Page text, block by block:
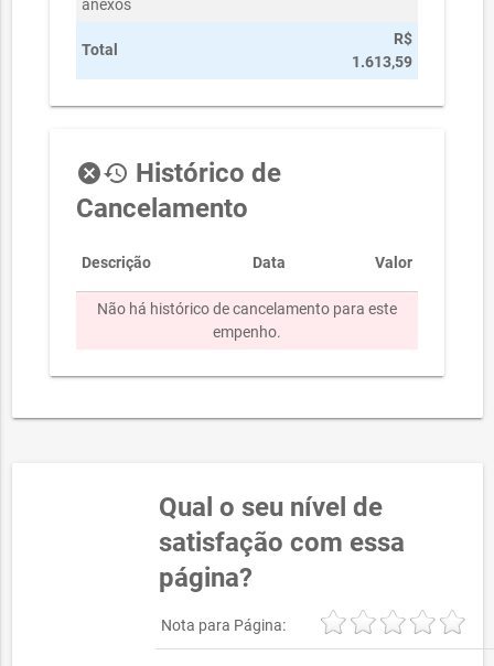
anexos
Total
R$
1.613,59
cancelhistory Histórico de
Cancelamento
Descrição Data Valor
Não há histórico de cancelamento para este
empenho.
Qual o seu nível de
satisfação com essa
página?
Nota para Página: